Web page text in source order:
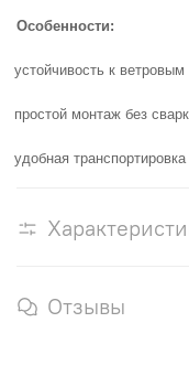
Особенности:
устойчивость к
простой монтаж без
удобная транспортировка
Отзывы